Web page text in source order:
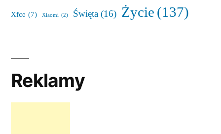
Xfce (7) Xiaomi (2) Święta (16) Życie(137)
Reklamy